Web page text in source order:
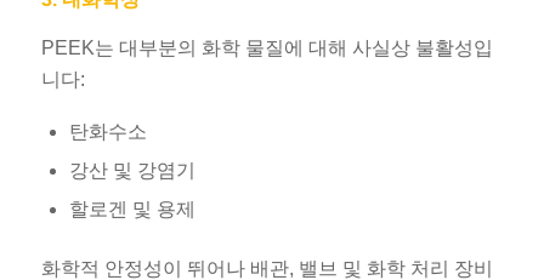
PEEK는 대부분의 화학 물질에 대해 사실상 불활성입
니다:
탄화수소
강산 및 강염기
할로겐 및 용제
화학적 안정성이 뛰어나 배관, 밸브 및 화학 처리 장비